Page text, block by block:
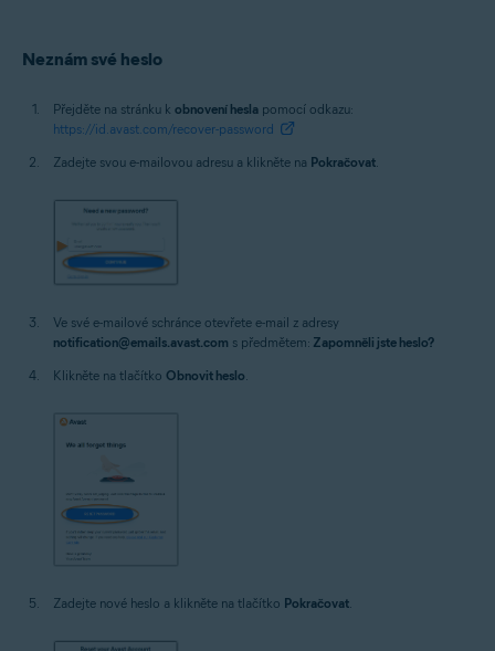
Neznám své heslo
Přejděte na stránku k obnovení hesla pomocí odkazu:
https://id.avast.com/recover-password
Zadejte svou e-mailovou adresu a klikněte na Pokračovat.
Ve své e-mailové schránce otevřete e-mail z adresy
notification@emails.avast.com s předmětem: Zapomněli jste heslo?
Klikněte na tlačítko Obnovit heslo
Zadejte nové heslo a klikněte na tlačítko Pokračovat.